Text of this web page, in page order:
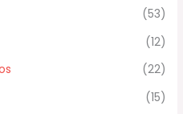
(53)
(12)
(22)
(15)